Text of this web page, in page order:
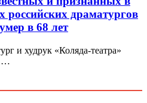
российских драматургов
в 68 лет
и худрук «Коляда-театра»
…